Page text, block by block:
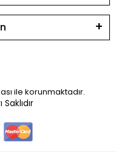
ile korunmaktadır.
Saklıdır